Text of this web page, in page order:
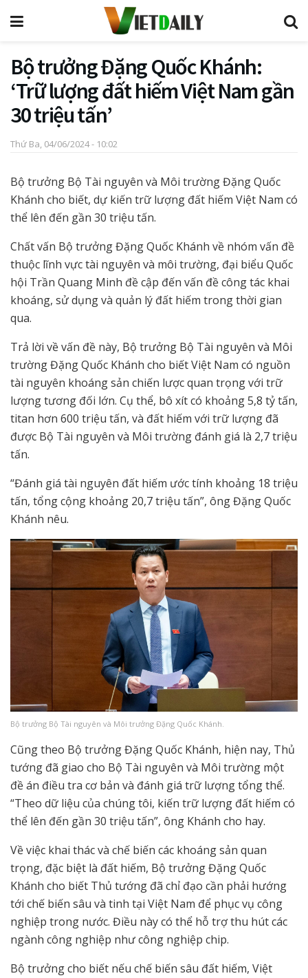
Bộ trưởng Đặng Quốc Khánh:
‘Trữ lượng đất hiếm Việt Nam gần
30 triệu tấn’
Thứ Ba, 04/06/2024 - 10:02
Bộ trưởng Bộ Tài nguyên và Môi trường Đặng Quốc
Khánh cho biết, dự kiến trữ lượng đất hiếm Việt Nam có
thể lên đến gần 30 triệu tấn.
Chất vấn Bộ trưởng Đặng Quốc Khánh về nhóm vấn đề
thuộc lĩnh vực tài nguyên và môi trường, đại biểu Quốc
hội Trần Quang Minh đề cập đến vấn đề công tác khai
khoáng, sử dụng và quản lý đất hiếm trong thời gian
qua.
Trả lời về vấn đề này, Bộ trưởng Bộ Tài nguyên và Môi
trường Đặng Quốc Khánh cho biết Việt Nam có nguồn
tài nguyên khoáng sản chiến lược quan trọng với trữ
lượng tương đối lớn. Cụ thể, bô xít có khoảng 5,8 tỷ tấn,
titan hơn 600 triệu tấn, và đất hiếm với trữ lượng đã
được Bộ Tài nguyên và Môi trường đánh giá là 2,7 triệu
tấn.
“Đánh giá tài nguyên đất hiếm ước tính khoảng 18 triệu
tấn, tổng cộng khoảng 20,7 triệu tấn”, ông Đặng Quốc
Khánh nêu.
Bộ trưởng Bộ Tài nguyên và Môi trưởng Đặng Quốc Khánh.
Cũng theo Bộ trưởng Đặng Quốc Khánh, hiện nay, Thủ
tướng đã giao cho Bộ Tài nguyên và Môi trường một
đề án điều tra cơ bản và đánh giá trữ lượng tổng thể.
“Theo dữ liệu của chúng tôi, kiến trữ lượng đất hiếm có
thể lên đến gần 30 triệu tấn”, ông Khánh cho hay.
Về việc khai thác và chế biến các khoáng sản quan
trọng, đặc biệt là đất hiếm, Bộ trưởng Đặng Quốc
Khánh cho biết Thủ tướng đã chỉ đạo cần phải hướng
tới chế biến sâu và tinh tại Việt Nam để phục vụ công
nghiệp trong nước. Điều này có thể hỗ trợ thu hút các
ngành công nghiệp như công nghiệp chip.
Bộ trưởng cho biết nếu chế biến sâu đất hiếm, Việt